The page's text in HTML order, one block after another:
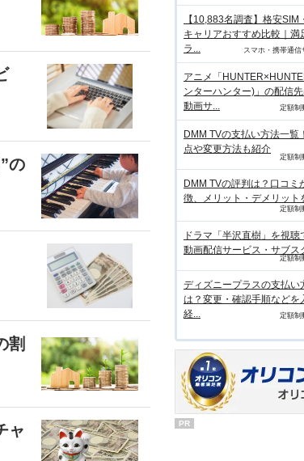
の
割
ャ
【10,883名調査】格安SIM
キャリアおすすめ比較｜満
ラ...
スマホ・携帯通信
アニメ「
ンターハンター)」の配信先
動画サ...
定額制
DMM TVの支払い方法一覧
点や変更方法も紹介
定額制
DMM TVの評判は？口コミ
徴、メリット・デメリット
定額制
ドラマ「半沢直樹」を視聴
動画配信サービス・サブス
定額制
ディズニープラスの支払い
は？変更・確認手順などを
経...
定額制
PR